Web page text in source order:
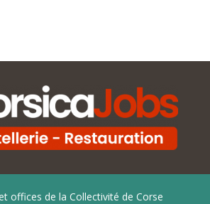
offices de la Collectivité de Corse